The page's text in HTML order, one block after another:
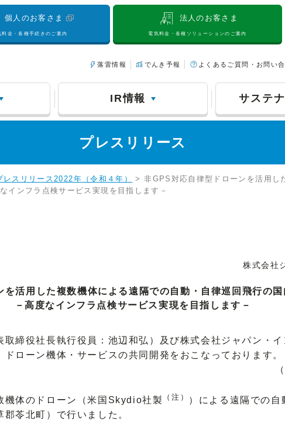
個人のお客さま
料金・各種手続きのご案内
法人のお客さま
電気料金・各種ソリューションのご案内
落雷情報 でんき予報 よくあるご質問・お問い
IR情報 サステ
プレスリリース
レスリリース2022年（令和４年）
> 非GPS対応自律型ドローンを活用し
インフラ点検サービス実現を目指します－
株式会社
活用した複数機体による遠隔での自動・自律巡回飛行の
－高度なインフラ点検サービス実現を目指します－
締役社長執行役員：池辺和弘）及び株式会社ジャパン・
ローン機体・サービスの共同開発をおこなっております。
（
体のドローン（米国Skydio社製 （注）
）による遠隔での自
苓北町）で行いました。